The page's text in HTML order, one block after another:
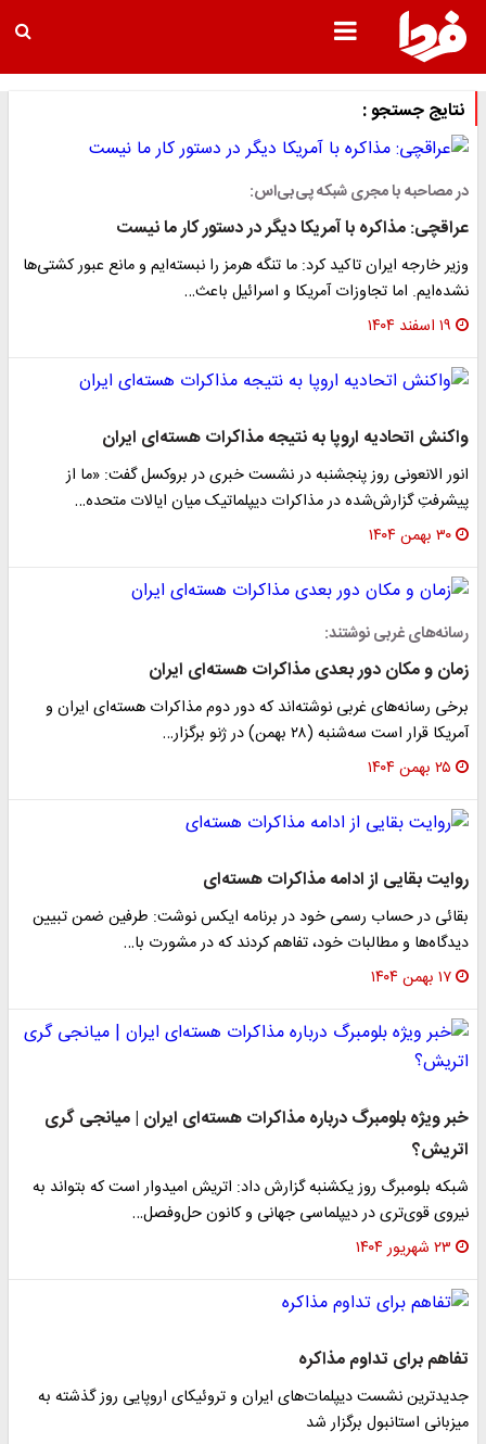
نتایج جستجو :
در مصاحبه‌ با مجری شبکه پی‌بی‌اس:
عراقچی: مذاکره با آمریکا دیگر در دستور کار ما نیست
وزیر خارجه ایران تاکید کرد: ما تنگه هرمز را نبسته‌ایم و مانع عبور کشتی‌ها
نشده‌ایم. اما تجاوزات آمریکا و اسرائیل باعث…
۱۹ اسفند ۱۴۰۴
واکنش اتحادیه اروپا به نتیجه مذاکرات هسته‌ای ایران
انور الانعونی روز پنجشنبه در نشست خبری در بروکسل گفت: «ما از
پیشرفتِ گزارش‌شده در مذاکرات دیپلماتیک میان ایالات متحده…
۳۰ بهمن ۱۴۰۴
رسانه‌های غربی نوشتند:
زمان و مکان دور بعدی مذاکرات هسته‌ای ایران
برخی رسانه‌های غربی نوشته‌اند که دور دوم مذاکرات هسته‌ای ایران و
آمریکا قرار است سه‌شنبه (۲۸ بهمن) در ژنو برگزار…
۲۵ بهمن ۱۴۰۴
روایت بقایی از ادامه مذاکرات هسته‌ای
بقائی در حساب رسمی خود در برنامه ایکس نوشت: طرفین ضمن تبیین
دیدگاه‌ها و مطالبات خود، تفاهم کردند که در مشورت با…
۱۷ بهمن ۱۴۰۴
خبر ویژه بلومبرگ درباره مذاکرات هسته‌ای ایران | میانجی گری
اتریش؟
شبکه بلومبرگ روز یکشنبه گزارش داد: اتریش امیدوار است که بتواند به
نیروی قوی‌تری در دیپلماسی جهانی و کانون حل‌وفصل…
۲۳ شهریور ۱۴۰۴
تفاهم برای تداوم مذاکره
جدیدترین نشست دیپلمات‌های ایران و تروئیکای اروپایی روز گذشته به
میزبانی استانبول برگزار شد